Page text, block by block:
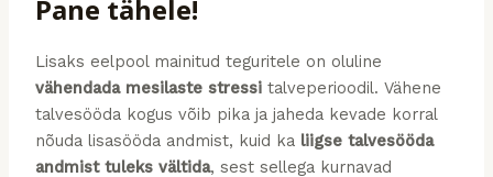
Pane tähele!
Lisaks eelpool mainitud teguritele on oluline
vähendada mesilaste stressi talveperioodil. Vähene
talvesööda kogus võib pika ja jaheda kevade korral
nõuda lisasööda andmist, kuid ka liigse talvesööda
andmist tuleks vältida, sest sellega kurnavad